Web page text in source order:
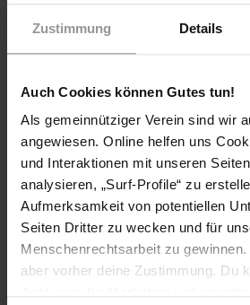
Zustimmung Details
Auch Cookies können Gutes tun!
Als gemeinnütziger Verein sind wir
angewiesen. Online helfen uns
und Interaktionen mit unseren
analysieren, „Surf-Profile“ zu
Aufmerksamkeit von potentiellen
Seiten Dritter zu wecken und für
Menschenrechtsarbeit zu
aber vorher deine Zustimmung. Du